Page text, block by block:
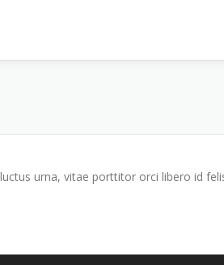
urna, vitae porttitor orci libero id